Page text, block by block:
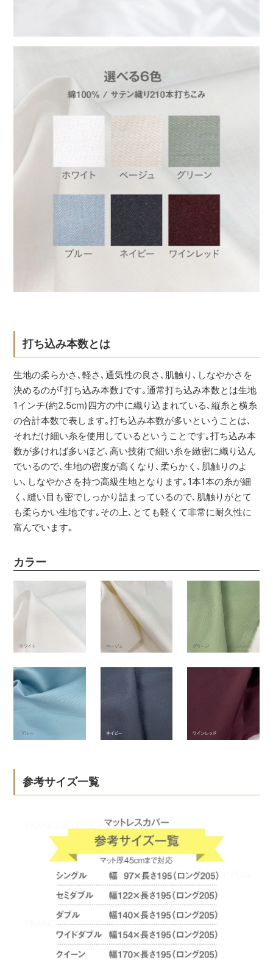
打ち込み本数とは
生地の柔らかさ､軽さ､通気性の良さ､肌触り､しなやかさを
決めるのが｢打ち込み本数｣です｡通常打ち込み本数とは生地
1インチ(約2.5cm)四方の中に織り込まれている､縦糸と横糸
の合計本数で表します｡打ち込み本数が多いということは､
それだけ細い糸を使用しているということです｡打ち込み本
数が多ければ多いほど､高い技術で細い糸を緻密に織り込ん
でいるので､生地の密度が高くなり､柔らかく､肌触りのよ
い､しなやかさを持つ高級生地となります｡1本1本の糸が細
く､縫い目も密でしっかり詰まっているので､肌触りがとて
も柔らかい生地です｡その上､とても軽くて非常に耐久性に
富んでいます｡
カラー
参考サイズ一覧